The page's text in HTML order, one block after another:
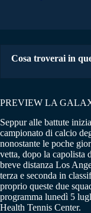
Cosa troverai in
PREVIEW LA
Seppur alle battute
campionato di calcio
nonostante le poche
vetta, dopo la capolista
breve distanza Los
terza e seconda in
proprio queste due
programma lunedì 5
Health Tennis Center.